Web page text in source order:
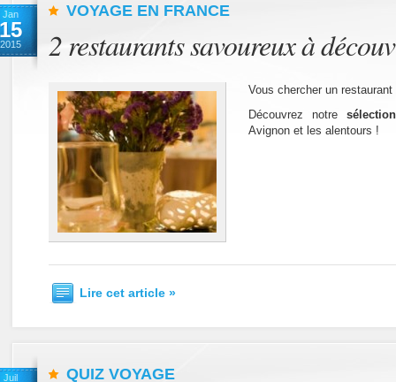
Jan
15
2015
VOYAGE EN FRANCE
2 restaurants savoureux à
Vous chercher un
Découvrez notre
Avignon et les alentours !
Lire cet article »
Juil QUIZ VOYAGE